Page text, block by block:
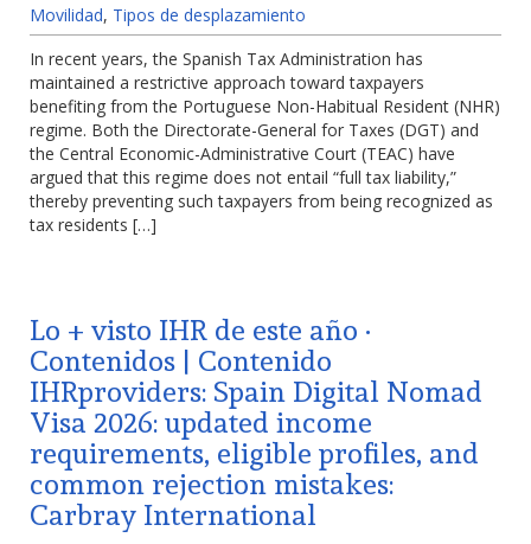
Movilidad, Tipos de desplazamiento
In recent years, the Spanish Tax Administration has
maintained a restrictive approach toward taxpayers
benefiting from the Portuguese Non-Habitual Resident (NHR)
regime. Both the Directorate-General for Taxes (DGT) and
the Central Economic-Administrative Court (TEAC) have
argued that this regime does not entail “full tax liability,”
thereby preventing such taxpayers from being recognized as
tax residents […]
Lo + visto IHR de este año ·
Contenidos | Contenido
IHRproviders: Spain Digital Nomad
Visa 2026: updated income
requirements, eligible profiles, and
common rejection mistakes:
Carbray International